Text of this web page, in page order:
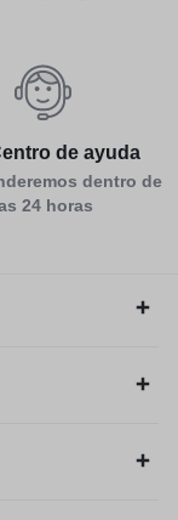
de ayuda
dentro de
24 horas